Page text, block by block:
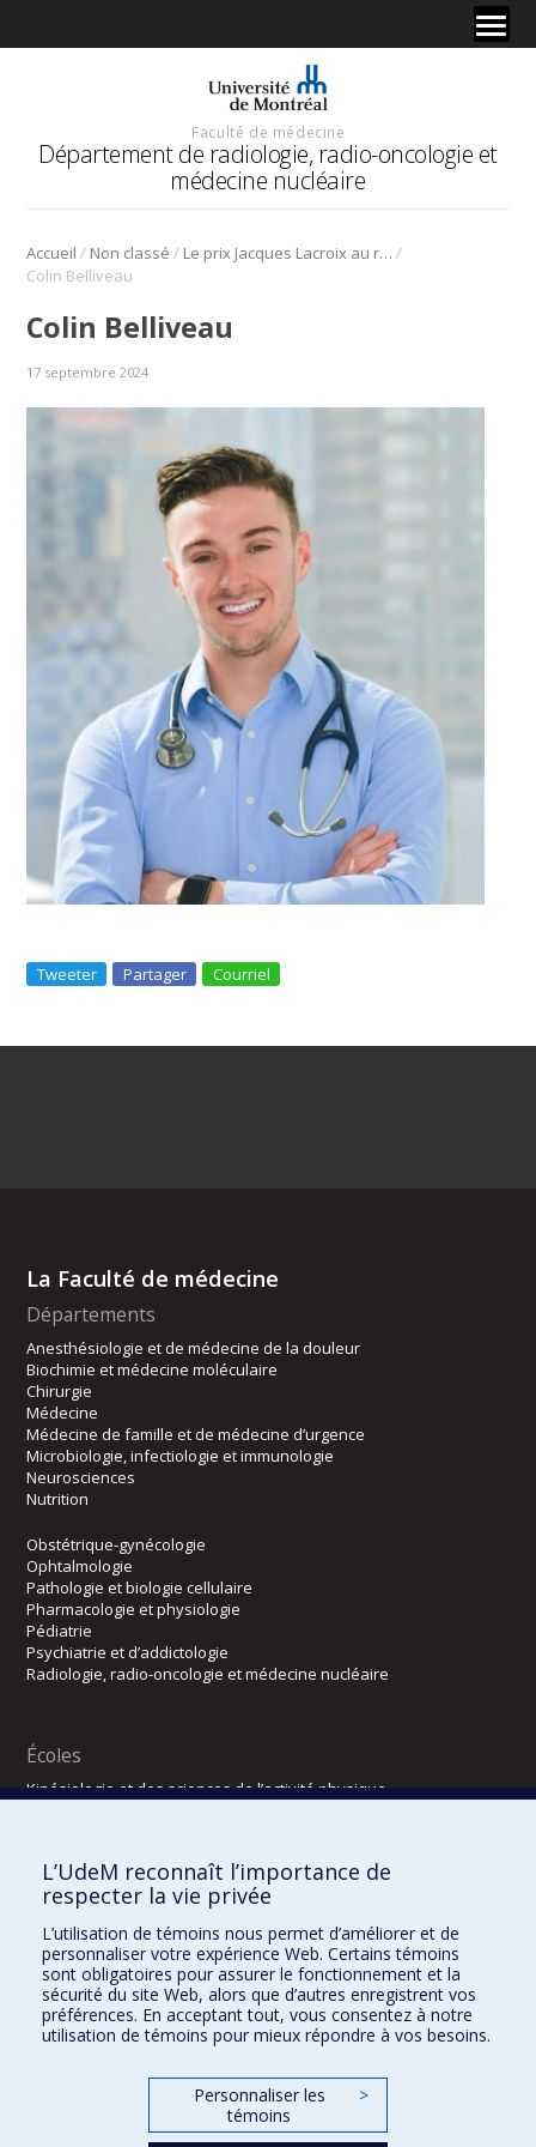
Faculté de médecine
Département de radiologie, radio-oncologie et
médecine nucléaire
Accueil / Non classé / Le prix Jacques Lacroix au résident Colin Belliveau – Programme de formation de cliniciens-chercheurs de l’Université de Montréal /
Colin Belliveau
Colin Belliveau
17 septembre 2024
Tweeter Partager Courriel
La Faculté de médecine
Départements
Anesthésiologie et de médecine de la douleur
Biochimie et médecine moléculaire
Chirurgie
Médecine
Médecine de famille et de médecine d’urgence
Microbiologie, infectiologie et immunologie
Neurosciences
Nutrition
Obstétrique-gynécologie
Ophtalmologie
Pathologie et biologie cellulaire
Pharmacologie et physiologie
Pédiatrie
Psychiatrie et d’addictologie
Radiologie, radio-oncologie et médecine nucléaire
Écoles
Kinésiologie et des sciences de l’activité physique
Directions
DPC
CPASS
Éthique clinique
L’UdeM reconnaît l’importance de
respecter la vie privée
L’utilisation de témoins nous permet d’améliorer et de
personnaliser votre expérience Web. Certains témoins
sont obligatoires pour assurer le fonctionnement et la
sécurité du site Web, alors que d’autres enregistrent vos
préférences. En acceptant tout, vous consentez à notre
utilisation de témoins pour mieux répondre à vos besoins.
Personnaliser les
témoins
>